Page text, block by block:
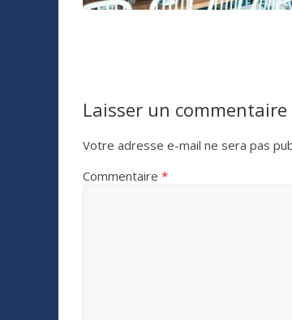
Laisser un commentaire
Votre adresse e-mail ne sera pas
Commentaire *